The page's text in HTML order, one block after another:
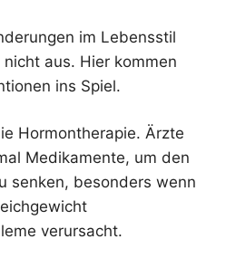
im Lebensstil
aus. Hier kommen
ins Spiel.
Hormontherapie. Ärzte
Medikamente, um den
senken, besonders wenn
verursacht.